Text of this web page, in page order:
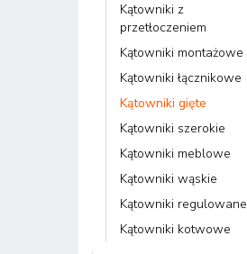
Kątowniki z
przetłoczeniem
Kątowniki montażowe
Kątowniki łącznikowe
Kątowniki gięte
Kątowniki szerokie
Kątowniki meblowe
Kątowniki wąskie
Kątowniki regulowane
Kątowniki kotwowe